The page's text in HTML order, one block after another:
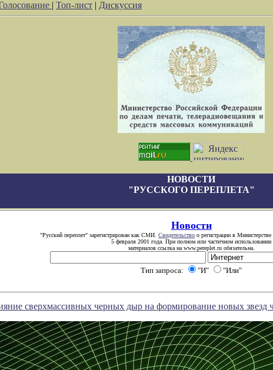
| Топ-лист | Дискуссия
НОВОСТИ
"РУССКОГО ПЕРЕПЛЕТА"
Новости
"Русский переплет" зарегистрирован как СМИ. Свидетельство о регистрации в
5 февраля 2001 года. При полном или частичном использовании
материалов ссылка на www.pereplet.ru обязательна.
Тип запроса: "И" "Или"
сверхмассивных черных дыр на формирование новых звезд